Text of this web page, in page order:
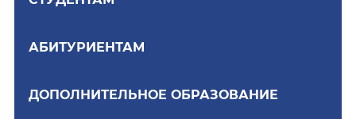
АБИТУРИЕНТАМ
ДОПОЛНИТЕЛЬНОЕ ОБРАЗОВАНИЕ